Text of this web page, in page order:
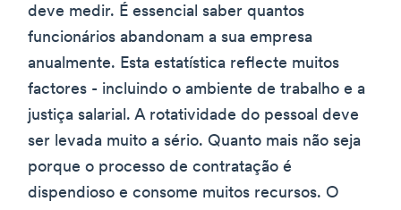
deve medir. É essencial saber quantos
funcionários abandonam a sua empresa
anualmente. Esta estatística reflecte muitos
factores - incluindo o ambiente de trabalho e a
justiça salarial. A rotatividade do pessoal deve
ser levada muito a sério. Quanto mais não seja
porque o processo de contratação é
dispendioso e consome muitos recursos. O